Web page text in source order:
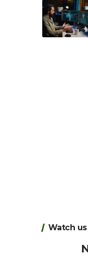
Watch